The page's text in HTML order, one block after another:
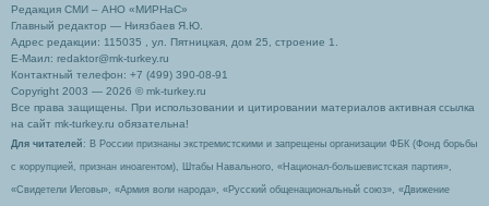
Редакция СМИ – АНО «МИРНаС»
Главный редактор — Ниязбаев Я.Ю.
Адрес редакции: 115035 , ул. Пятницкая, дом 25, строение 1.
Е-Маил: redaktor@mk-turkey.ru
Контактный телефон: +7 (499) 390-08-91
Copyright 2003 — 2026 © mk-turkey.ru
Все права защищены. При использовании и цитировании материалов активная ссылка
на сайт mk-turkey.ru обязательна!
Для читателей : В России признаны экстремистскими и запрещены организации ФБК (Фонд борьбы
с коррупцией, признан иноагентом), Штабы Навального, «Национал-большевистская партия»,
«Свидетели Иеговы», «Армия воли народа», «Русский общенациональный союз», «Движение